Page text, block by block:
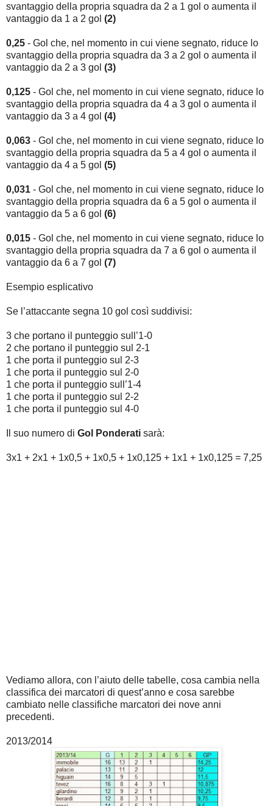
svantaggio della propria squadra da 2 a 1 gol o aumenta il
vantaggio da 1 a 2 gol (2)
0,25 - Gol che, nel momento in cui viene segnato, riduce lo
svantaggio della propria squadra da 3 a 2 gol o aumenta il
vantaggio da 2 a 3 gol (3)
0,125 - Gol che, nel momento in cui viene segnato, riduce lo
svantaggio della propria squadra da 4 a 3 gol o aumenta il
vantaggio da 3 a 4 gol (4)
0,063 - Gol che, nel momento in cui viene segnato, riduce lo
svantaggio della propria squadra da 5 a 4 gol o aumenta il
vantaggio da 4 a 5 gol (5)
0,031 - Gol che, nel momento in cui viene segnato, riduce lo
svantaggio della propria squadra da 6 a 5 gol o aumenta il
vantaggio da 5 a 6 gol (6)
0,015 - Gol che, nel momento in cui viene segnato, riduce lo
svantaggio della propria squadra da 7 a 6 gol o aumenta il
vantaggio da 6 a 7 gol (7)
Esempio esplicativo
Se l’attaccante segna 10 gol così suddivisi:
3 che portano il punteggio sull’1-0
2 che portano il punteggio sul 2-1
1 che porta il punteggio sul 2-3
1 che porta il punteggio sul 2-0
1 che porta il punteggio sull’1-4
1 che porta il punteggio sul 2-2
1 che porta il punteggio sul 4-0
Il suo numero di Gol Ponderati sarà:
3x1 + 2x1 + 1x0,5 + 1x0,5 + 1x0,125 + 1x1 + 1x0,125 = 7,25
Vediamo allora, con l’aiuto delle tabelle, cosa cambia nella
classifica dei marcatori di quest’anno e cosa sarebbe
cambiato nelle classifiche marcatori dei nove anni
precedenti.
2013/2014